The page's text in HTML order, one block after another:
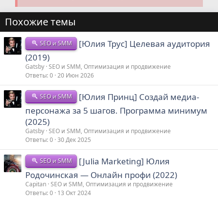
Похожие темы
SEO и SMM
[Юлия Трус] Целевая аудитория
(2019)
Gatsby SEO и SMM, Оптимизация и продвижение
Ответы 0 20 Июн 2026
SEO и SMM
[Юлия Принц] Создай медиа-
персонажа за 5 шагов. Программа минимум
(2025)
Gatsby SEO и SMM, Оптимизация и продвижение
Ответы 0 30 Дек 2025
SEO и SMM
[Julia Marketing] Юлия
Родочинская ― Онлайн профи (2022)
Capitan SEO и SMM, Оптимизация и продвижение
Ответы 0 13 Окт 2024